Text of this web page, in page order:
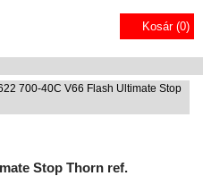
Kosár (0)
700-40C V66 Flash Ultimate Stop
Stop Thorn ref.